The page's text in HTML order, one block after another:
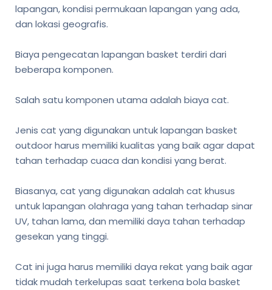
lapangan, kondisi permukaan lapangan yang ada,
dan lokasi geografis.
Biaya pengecatan lapangan basket terdiri dari
beberapa komponen.
Salah satu komponen utama adalah biaya cat.
Jenis cat yang digunakan untuk lapangan basket
outdoor harus memiliki kualitas yang baik agar dapat
tahan terhadap cuaca dan kondisi yang berat.
Biasanya, cat yang digunakan adalah cat khusus
untuk lapangan olahraga yang tahan terhadap sinar
UV, tahan lama, dan memiliki daya tahan terhadap
gesekan yang tinggi.
Cat ini juga harus memiliki daya rekat yang baik agar
tidak mudah terkelupas saat terkena bola basket